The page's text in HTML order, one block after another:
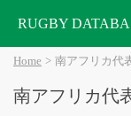
RUGBY
Home 南アフリカ代
南アフリカ代